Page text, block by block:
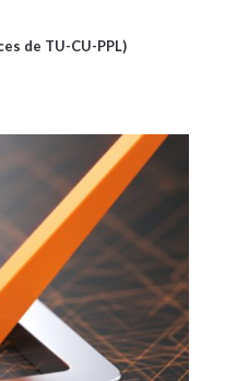
de TU-CU-PPL)